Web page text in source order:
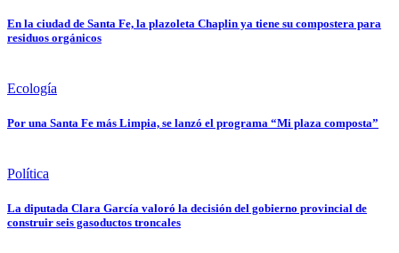
En la ciudad de Santa Fe, la plazoleta Chaplin ya tiene su compostera para
residuos orgánicos
Ecología
Por una Santa Fe más Limpia, se lanzó el programa “Mi plaza composta”
Política
La diputada Clara García valoró la decisión del gobierno provincial de
construir seis gasoductos troncales